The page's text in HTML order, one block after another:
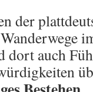
der
dort auch